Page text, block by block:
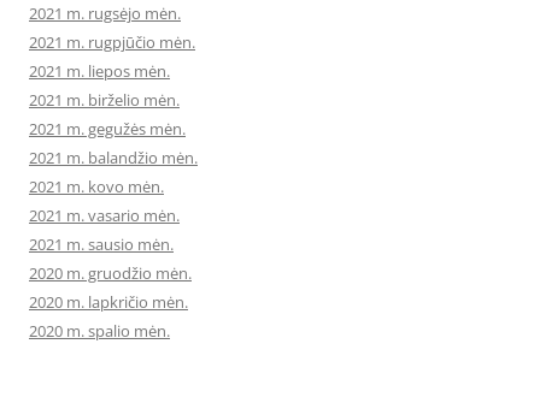
2021 m. rugsėjo mėn.
2021 m. rugpjūčio mėn.
2021 m. liepos mėn.
2021 m. birželio mėn.
2021 m. gegužės mėn.
2021 m. balandžio mėn.
2021 m. kovo mėn.
2021 m. vasario mėn.
2021 m. sausio mėn.
2020 m. gruodžio mėn.
2020 m. lapkričio mėn.
2020 m. spalio mėn.